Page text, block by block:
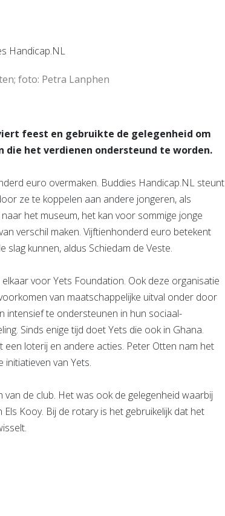
foto: Petra Lanphen
feest en gebruikte de gelegenheid om
het verdienen ondersteund te worden.
euro overmaken. Buddies Handicap.NL steunt
ze te koppelen aan andere jongeren, als
het museum, het kan voor sommige jonge
verschil maken. Vijftienhonderd euro betekent
kunnen, aldus Schiedam de Veste.
voor Yets Foundation. Ook deze organisatie
van maatschappelijke uitval onder door
intensief te ondersteunen in hun sociaal-
Sinds enige tijd doet Yets die ook in Ghana.
loterij en andere acties. Peter Otten nam het
van Yets.
de club. Het was ook de gelegenheid waarbij
Kooy. Bij de rotary is het gebruikelijk dat het